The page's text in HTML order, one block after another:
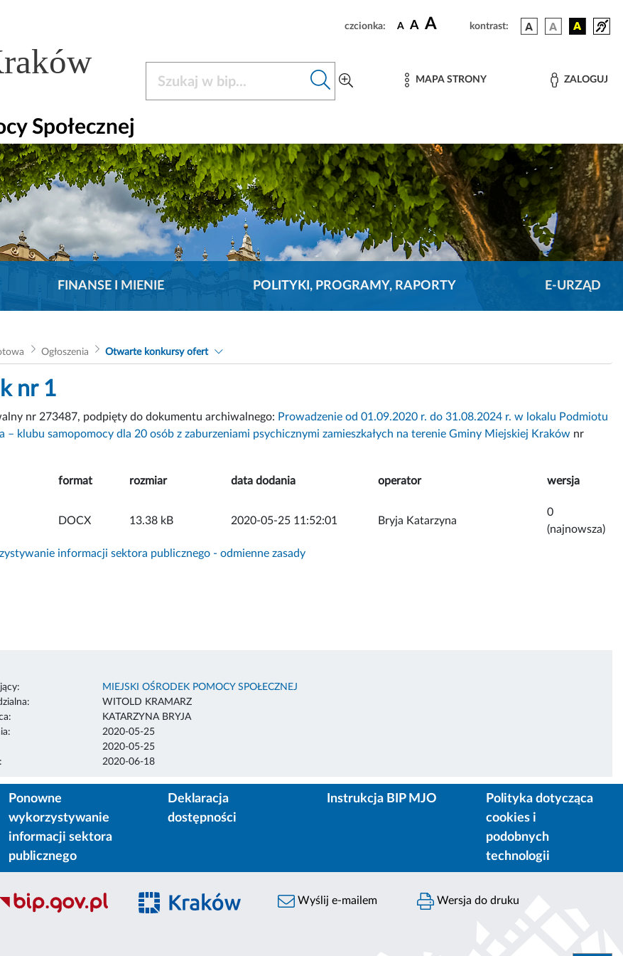
czcionka: A A A kontrast:
MAPA STRONY ZALOGUJ
Społecznej
FINANSE I MIENIE POLITYKI, PROGRAMY, RAPORTY E-URZĄD
Ogłoszenia Otwarte konkursy ofert
nr 1
nr 273487, podpięty do dokumentu archiwalnego: Prowadzenie od 01.09.2020 r. do 31.08.2024 r. w lokalu Podmiotu
– klubu samopomocy dla 20 osób z zaburzeniami psychicznymi zamieszkałych na terenie Gminy Miejskiej Kraków nr
format rozmiar data dodania operator wersja
ZAŁĄCZNIK
DOCX 13.38 kB 2020-05-25 11:52:01 Bryja Katarzyna
0
(najnowsza)
informacji sektora publicznego - odmienne zasady
MIEJSKI OŚRODEK POMOCY SPOŁECZNEJ
WITOLD KRAMARZ
KATARZYNA BRYJA
2020-05-25
2020-05-25
2020-06-18
Ponowne
wykorzystywanie
informacji sektora
publicznego
Deklaracja
dostępności
Instrukcja BIP MJO
Polityka dotycząca
cookies i
podobnych
technologii
Wyślij e-mailem Wersja do druku